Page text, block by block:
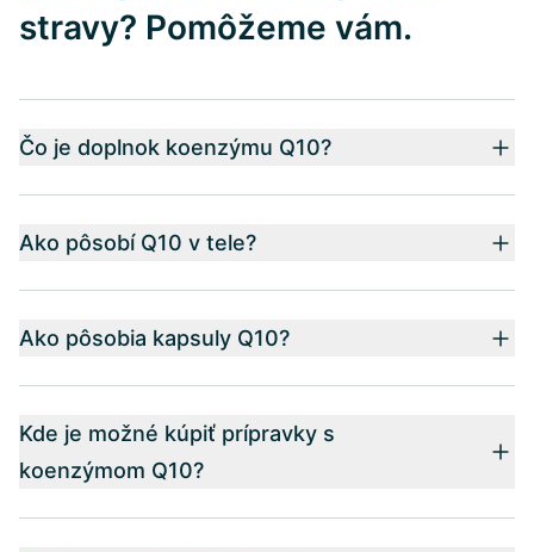
stravy? Pomôžeme vám.
Čo je doplnok koenzýmu Q10?
Ako pôsobí Q10 v tele?
Ako pôsobia kapsuly Q10?
Kde je možné kúpiť prípravky s
koenzýmom Q10?